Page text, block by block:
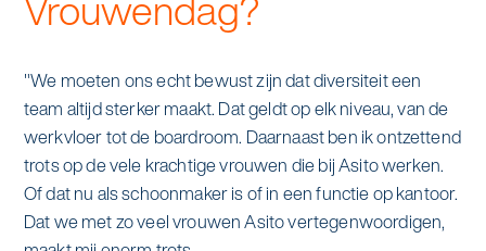
"We moeten ons echt bewust zijn dat diversiteit een
team altijd sterker maakt. Dat geldt op elk niveau, van de
werkvloer tot de boardroom. Daarnaast ben ik ontzettend
trots op de vele krachtige vrouwen die bij Asito werken.
Of dat nu als schoonmaker is of in een functie op kantoor.
Dat we met zo veel vrouwen Asito vertegenwoordigen,